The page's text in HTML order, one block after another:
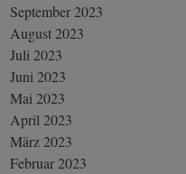
September 2023
August 2023
Juli 2023
Juni 2023
Mai 2023
April 2023
März 2023
Februar 2023